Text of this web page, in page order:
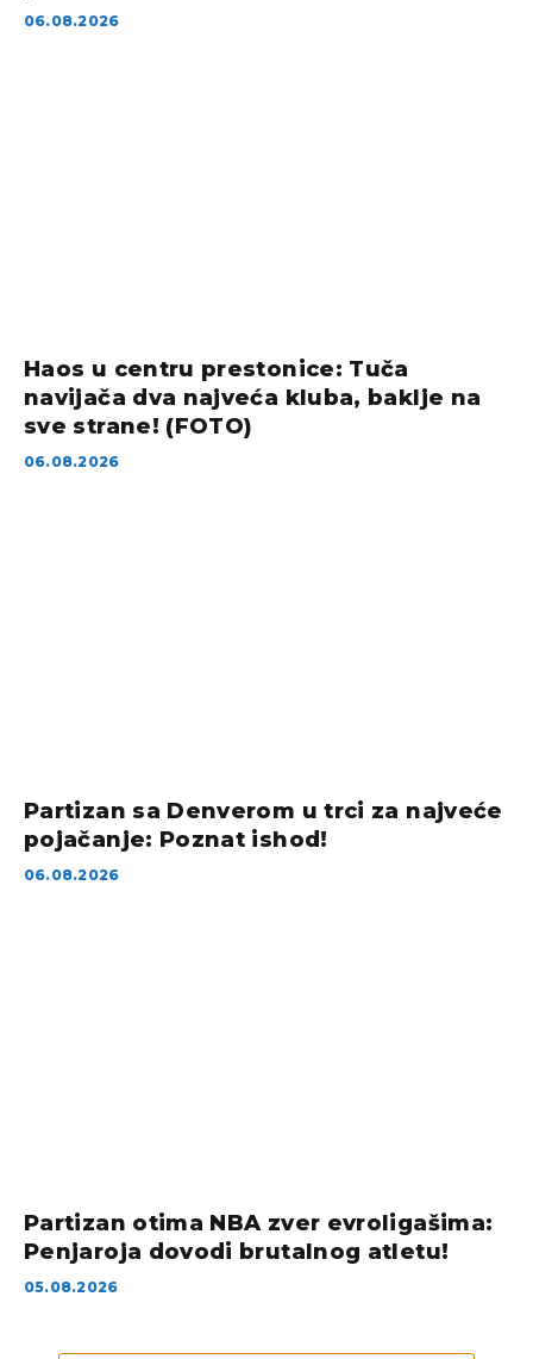
06.08.2026
Haos u centru prestonice: Tuča
navijača dva najveća kluba, baklje na
sve strane! (FOTO)
06.08.2026
Partizan sa Denverom u trci za najveće
pojačanje: Poznat ishod!
06.08.2026
Partizan otima NBA zver evroligašima:
Penjaroja dovodi brutalnog atletu!
05.08.2026